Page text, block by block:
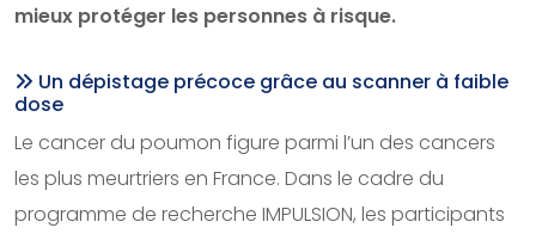
mieux protéger les personnes à risque.
Un dépistage précoce grâce au scanner à faible
dose
Le cancer du poumon figure parmi l’un des cancers
les plus meurtriers en France. Dans le cadre du
programme de recherche IMPULSION, les participants